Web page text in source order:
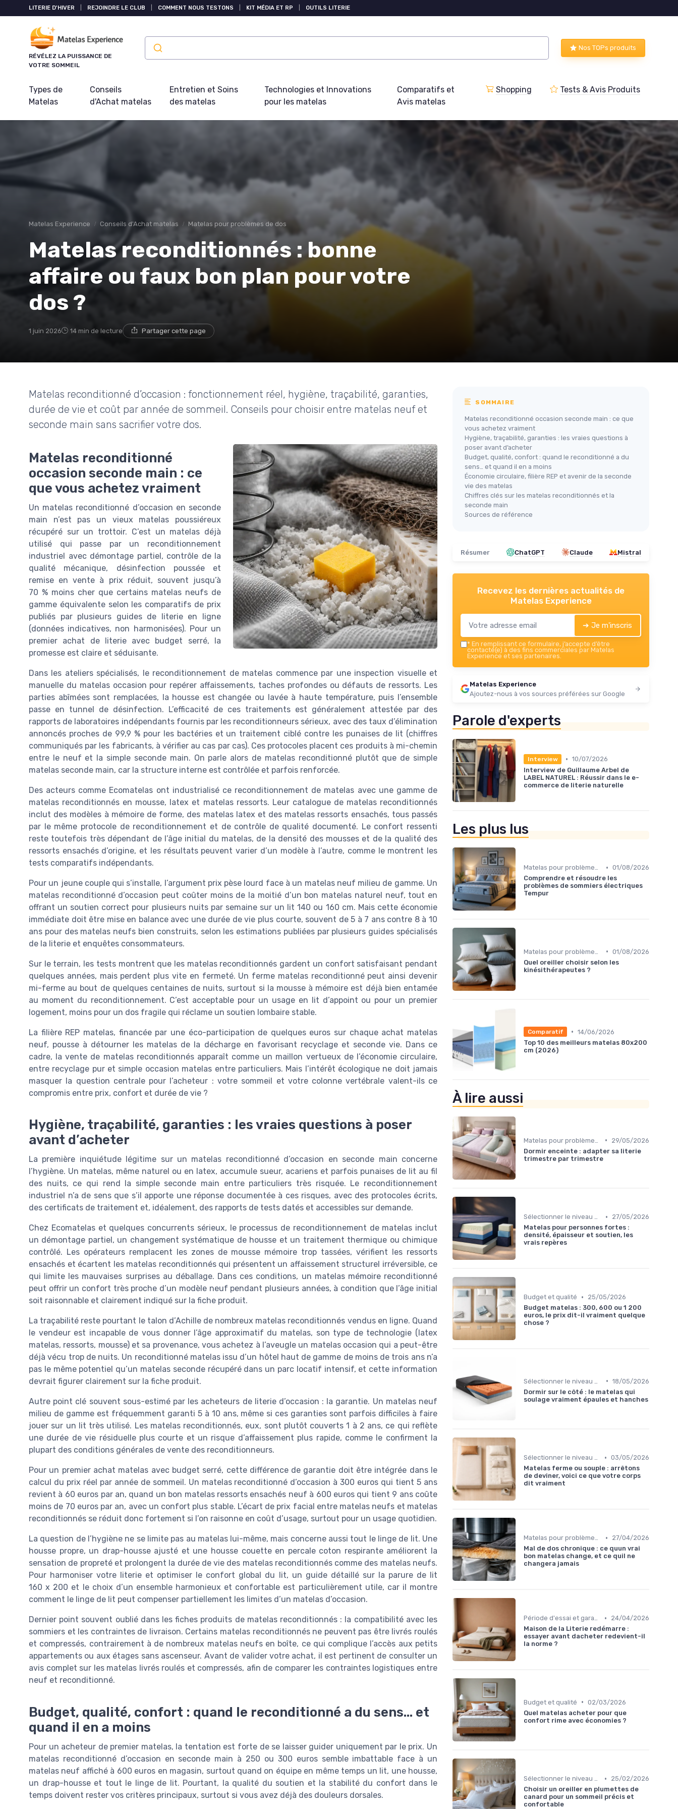
LITERIE D'HIVER REJOINDRE LE CLUB COMMENT NOUS TESTONS KIT MÉDIA ET RP OUTILS LITERIE
RÉVÉLEZ LA PUISSANCE DE
VOTRE SOMMEIL
Nos TOPs produits
Types de
Matelas
Conseils
d'Achat matelas
Entretien et Soins
des matelas
Technologies et Innovations
pour les matelas
Comparatifs et
Avis matelas
Shopping Tests & Avis Produits
Matelas Experience Conseils d'Achat matelas Matelas pour problèmes de dos
Matelas reconditionnés : bonne
affaire ou faux bon plan pour votre
dos ?
1 juin 2026 14 min de lecture Partager cette page
Matelas reconditionné d’occasion : fonctionnement réel, hygiène, traçabilité, garanties,
durée de vie et coût par année de sommeil. Conseils pour choisir entre matelas neuf et
seconde main sans sacrifier votre dos.
Matelas reconditionné
occasion seconde main : ce
que vous achetez vraiment
Un matelas reconditionné d’occasion en seconde
main n’est pas un vieux matelas poussiéreux
récupéré sur un trottoir. C’est un matelas déjà
utilisé qui passe par un reconditionnement
industriel avec démontage partiel, contrôle de la
qualité mécanique, désinfection poussée et
remise en vente à prix réduit, souvent jusqu’à
70 % moins cher que certains matelas neufs de
gamme équivalente selon les comparatifs de prix
publiés par plusieurs guides de literie en ligne
(données indicatives, non harmonisées). Pour un
premier achat de literie avec budget serré, la
promesse est claire et séduisante.
Dans les ateliers spécialisés, le reconditionnement de matelas commence par une inspection visuelle et
manuelle du matelas occasion pour repérer affaissements, taches profondes ou défauts de ressorts. Les
parties abîmées sont remplacées, la housse est changée ou lavée à haute température, puis l’ensemble
passe en tunnel de désinfection. L’efficacité de ces traitements est généralement attestée par des
rapports de laboratoires indépendants fournis par les reconditionneurs sérieux, avec des taux d’élimination
annoncés proches de 99,9 % pour les bactéries et un traitement ciblé contre les punaises de lit (chiffres
communiqués par les fabricants, à vérifier au cas par cas). Ces protocoles placent ces produits à mi-chemin
entre le neuf et la simple seconde main. On parle alors de matelas reconditionné plutôt que de simple
matelas seconde main, car la structure interne est contrôlée et parfois renforcée.
Des acteurs comme Ecomatelas ont industrialisé ce reconditionnement de matelas avec une gamme de
matelas reconditionnés en mousse, latex et matelas ressorts. Leur catalogue de matelas reconditionnés
inclut des modèles à mémoire de forme, des matelas latex et des matelas ressorts ensachés, tous passés
par le même protocole de reconditionnement et de contrôle de qualité documenté. Le confort ressenti
reste toutefois très dépendant de l’âge initial du matelas, de la densité des mousses et de la qualité des
ressorts ensachés d’origine, et les résultats peuvent varier d’un modèle à l’autre, comme le montrent les
tests comparatifs indépendants.
Pour un jeune couple qui s’installe, l’argument prix pèse lourd face à un matelas neuf milieu de gamme. Un
matelas reconditionné d’occasion peut coûter moins de la moitié d’un bon matelas naturel neuf, tout en
offrant un soutien correct pour plusieurs nuits par semaine sur un lit 140 ou 160 cm. Mais cette économie
immédiate doit être mise en balance avec une durée de vie plus courte, souvent de 5 à 7 ans contre 8 à 10
ans pour des matelas neufs bien construits, selon les estimations publiées par plusieurs guides spécialisés
de la literie et enquêtes consommateurs.
Sur le terrain, les tests montrent que les matelas reconditionnés gardent un confort satisfaisant pendant
quelques années, mais perdent plus vite en fermeté. Un ferme matelas reconditionné peut ainsi devenir
mi-ferme au bout de quelques centaines de nuits, surtout si la mousse à mémoire est déjà bien entamée
au moment du reconditionnement. C’est acceptable pour un usage en lit d’appoint ou pour un premier
logement, moins pour un dos fragile qui réclame un soutien lombaire stable.
La filière REP matelas, financée par une éco-participation de quelques euros sur chaque achat matelas
neuf, pousse à détourner les matelas de la décharge en favorisant recyclage et seconde vie. Dans ce
cadre, la vente de matelas reconditionnés apparaît comme un maillon vertueux de l’économie circulaire,
entre recyclage pur et simple occasion matelas entre particuliers. Mais l’intérêt écologique ne doit jamais
masquer la question centrale pour l’acheteur : votre sommeil et votre colonne vertébrale valent-ils ce
compromis entre prix, confort et durée de vie ?
Hygiène, traçabilité, garanties : les vraies questions à poser
avant d’acheter
La première inquiétude légitime sur un matelas reconditionné d’occasion en seconde main concerne
l’hygiène. Un matelas, même naturel ou en latex, accumule sueur, acariens et parfois punaises de lit au fil
des nuits, ce qui rend la simple seconde main entre particuliers très risquée. Le reconditionnement
industriel n’a de sens que s’il apporte une réponse documentée à ces risques, avec des protocoles écrits,
des certificats de traitement et, idéalement, des rapports de tests datés et accessibles sur demande.
Chez Ecomatelas et quelques concurrents sérieux, le processus de reconditionnement de matelas inclut
un démontage partiel, un changement systématique de housse et un traitement thermique ou chimique
contrôlé. Les opérateurs remplacent les zones de mousse mémoire trop tassées, vérifient les ressorts
ensachés et écartent les matelas reconditionnés qui présentent un affaissement structurel irréversible, ce
qui limite les mauvaises surprises au déballage. Dans ces conditions, un matelas mémoire reconditionné
peut offrir un confort très proche d’un modèle neuf pendant plusieurs années, à condition que l’âge initial
soit raisonnable et clairement indiqué sur la fiche produit.
La traçabilité reste pourtant le talon d’Achille de nombreux matelas reconditionnés vendus en ligne. Quand
le vendeur est incapable de vous donner l’âge approximatif du matelas, son type de technologie (latex
matelas, ressorts, mousse) et sa provenance, vous achetez à l’aveugle un matelas occasion qui a peut-être
déjà vécu trop de nuits. Un reconditionné matelas issu d’un hôtel haut de gamme de moins de trois ans n’a
pas le même potentiel qu’un matelas seconde récupéré dans un parc locatif intensif, et cette information
devrait figurer clairement sur la fiche produit.
Autre point clé souvent sous-estimé par les acheteurs de literie d’occasion : la garantie. Un matelas neuf
milieu de gamme est fréquemment garanti 5 à 10 ans, même si ces garanties sont parfois difficiles à faire
jouer sur un lit très utilisé. Les matelas reconditionnés, eux, sont plutôt couverts 1 à 2 ans, ce qui reflète
une durée de vie résiduelle plus courte et un risque d’affaissement plus rapide, comme le confirment la
plupart des conditions générales de vente des reconditionneurs.
Pour un premier achat matelas avec budget serré, cette différence de garantie doit être intégrée dans le
calcul du prix réel par année de sommeil. Un matelas reconditionné d’occasion à 300 euros qui tient 5 ans
revient à 60 euros par an, quand un bon matelas ressorts ensachés neuf à 600 euros qui tient 9 ans coûte
moins de 70 euros par an, avec un confort plus stable. L’écart de prix facial entre matelas neufs et matelas
reconditionnés se réduit donc fortement si l’on raisonne en coût d’usage, surtout pour un usage quotidien.
La question de l’hygiène ne se limite pas au matelas lui-même, mais concerne aussi tout le linge de lit. Une
housse propre, un drap-housse ajusté et une housse couette en percale coton respirante améliorent la
sensation de propreté et prolongent la durée de vie des matelas reconditionnés comme des matelas neufs.
Pour harmoniser votre literie et optimiser le confort global du lit, un guide détaillé sur la parure de lit
160 x 200 et le choix d’un ensemble harmonieux et confortable est particulièrement utile, car il montre
comment le linge de lit peut compenser partiellement les limites d’un matelas d’occasion.
Dernier point souvent oublié dans les fiches produits de matelas reconditionnés : la compatibilité avec les
sommiers et les contraintes de livraison. Certains matelas reconditionnés ne peuvent pas être livrés roulés
et compressés, contrairement à de nombreux matelas neufs en boîte, ce qui complique l’accès aux petits
appartements ou aux étages sans ascenseur. Avant de valider votre achat, il est pertinent de consulter un
avis complet sur les matelas livrés roulés et compressés, afin de comparer les contraintes logistiques entre
neuf et reconditionné.
Budget, qualité, confort : quand le reconditionné a du sens… et
quand il en a moins
Pour un acheteur de premier matelas, la tentation est forte de se laisser guider uniquement par le prix. Un
matelas reconditionné d’occasion en seconde main à 250 ou 300 euros semble imbattable face à un
matelas neuf affiché à 600 euros en magasin, surtout quand on équipe en même temps un lit, une housse,
un drap-housse et tout le linge de lit. Pourtant, la qualité du soutien et la stabilité du confort dans le
temps doivent rester vos critères principaux, surtout si vous avez déjà des douleurs dorsales.
SOMMAIRE
Matelas reconditionné occasion seconde main : ce que
vous achetez vraiment
Hygiène, traçabilité, garanties : les vraies questions à
poser avant d’acheter
Budget, qualité, confort : quand le reconditionné a du
sens… et quand il en a moins
Économie circulaire, filière REP et avenir de la seconde
vie des matelas
Chiffres clés sur les matelas reconditionnés et la
seconde main
Sources de référence
Résumer ChatGPT Claude Mistral
Recevez les dernières actualités de
Matelas Experience
➔ Je m'inscris
* En remplissant ce formulaire, j’accepte d’être
contacté(e) à des fins commerciales par Matelas
Experience et ses partenaires.
Matelas Experience
Ajoutez-nous à vos sources préférées sur Google
Parole d'experts
Interview • 10/07/2026
Interview de Guillaume Arbel de
LABEL NATUREL : Réussir dans le e-
commerce de literie naturelle
Les plus lus
Matelas pour problèmes de dos • 01/08/2026
Comprendre et résoudre les
problèmes de sommiers électriques
Tempur
• 01/08/2026
Quel oreiller choisir selon les
kinésithérapeutes ?
Comparatif • 14/06/2026
Top 10 des meilleurs matelas 80x200
cm (2026)
À lire aussi
•
29/05/2026
Dormir enceinte : adapter sa literie
trimestre par trimestre
Sélectionner le niveau de fermeté •
27/05/2026
Matelas pour personnes fortes :
densité, épaisseur et soutien, les
vrais repères
Budget et qualité •
25/05/2026
Budget matelas : 300, 600 ou 1 200
euros, le prix dit-il vraiment quelque
chose ?
• 18/05/2026
Dormir sur le côté : le matelas qui
soulage vraiment épaules et hanches
Sélectionner le niveau de fermeté • 03/05/2026
Matelas ferme ou souple : arrêtons
de deviner, voici ce que votre corps
dit vraiment
Matelas pour problèmes de dos •
27/04/2026
Mal de dos chronique : ce quun vrai
bon matelas change, et ce quil ne
changera jamais
Période d'essai et garantie •
24/04/2026
Maison de la Literie redémarre :
essayer avant dacheter redevient-il
la norme ?
Budget et qualité • 02/03/2026
Quel matelas acheter pour que
confort rime avec économies ?
Sélectionner le niveau de fermeté •
25/02/2026
Choisir un oreiller en plumettes de
canard pour un sommeil précis et
confortable
Panneau de gestion des cookies